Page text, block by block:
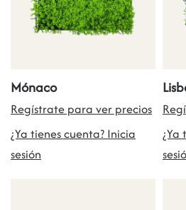
Mónaco
Regístrate para ver precios
¿Ya tienes cuenta? Inicia
sesión
¿Ya